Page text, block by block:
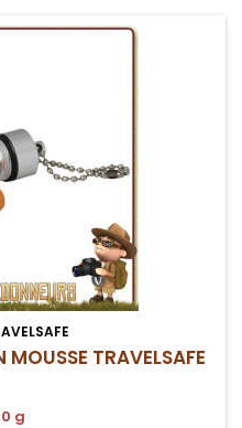
MOUSSE TRAVELSAFE
g